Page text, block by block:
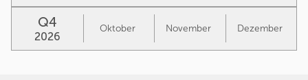
Q4
2026
Oktober November Dezember